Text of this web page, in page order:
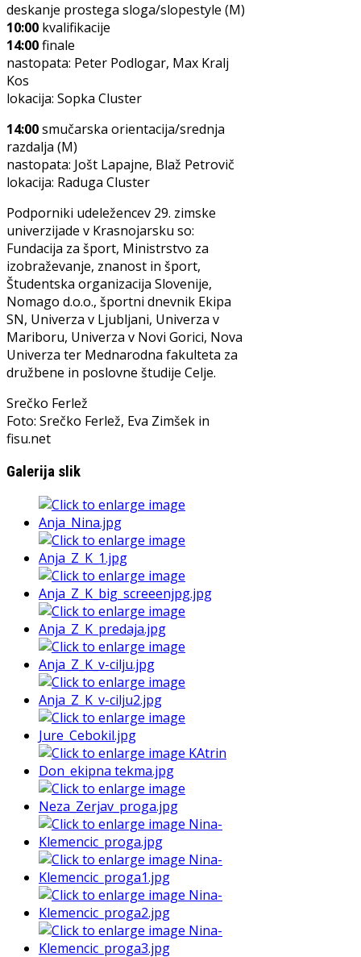
deskanje prostega sloga/slopestyle (M)
10:00 kvalifikacije
14:00finale
nastopata: Peter Podlogar, Max Kralj
Kos
lokacija: Sopka Cluster
14:00smučarska orientacija/srednja
razdalja (M)
nastopata: Jošt Lapajne, Blaž Petrovič
lokacija: Raduga Cluster
Podporniki udeležencev 29. zimske
univerzijade v Krasnojarsku so:
Fundacija za šport, Ministrstvo za
izobraževanje, znanost in šport,
Študentska organizacija Slovenije,
Nomago d.o.o., športni dnevnik Ekipa
SN, Univerza v Ljubljani, Univerza v
Mariboru, Univerza v Novi Gorici, Nova
Univerza ter Mednarodna fakulteta za
družbene in poslovne študije Celje.
Srečko Ferlež
Foto: Srečko Ferlež, Eva Zimšek in
fisu.net
Galerija slik